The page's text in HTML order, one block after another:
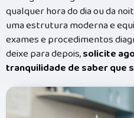
qualquer hora do dia ou da
uma estrutura moderna e
exames e procedimentos
deixe para depois,solicite
tranquilidade de saber que